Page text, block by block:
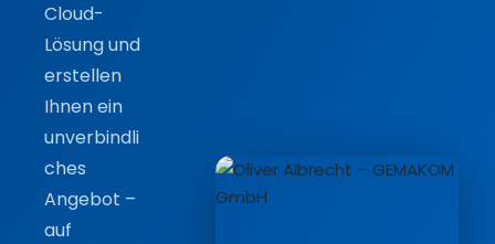
Cloud-
Lösung und
erstellen
Ihnen ein
unverbindli
ches
Angebot –
auf